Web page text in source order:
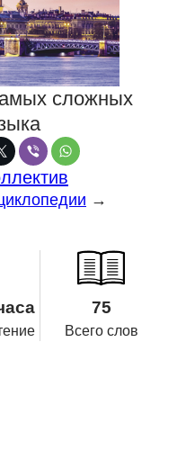
сложных
→
75
Всего слов